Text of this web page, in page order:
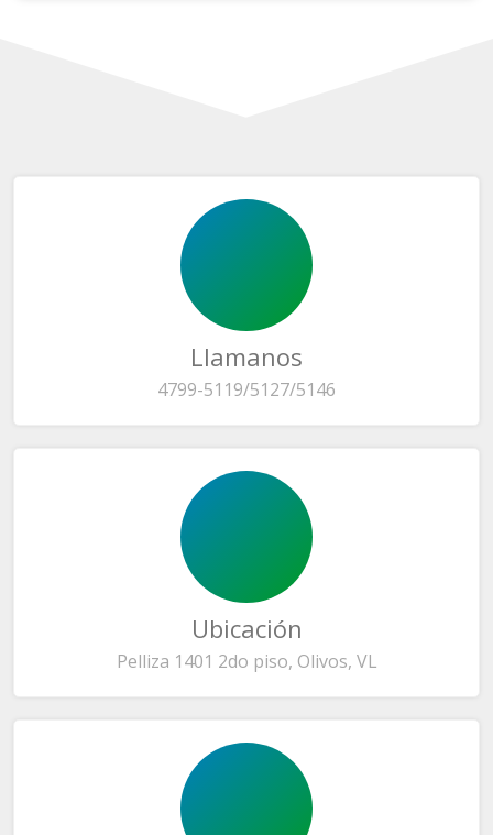
Llamanos
4799-5119/5127/5146
Ubicación
Pelliza 1401 2do piso, Olivos, VL